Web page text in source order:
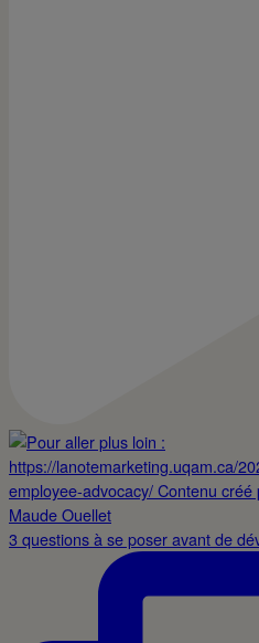
3 questions à se poser avant de